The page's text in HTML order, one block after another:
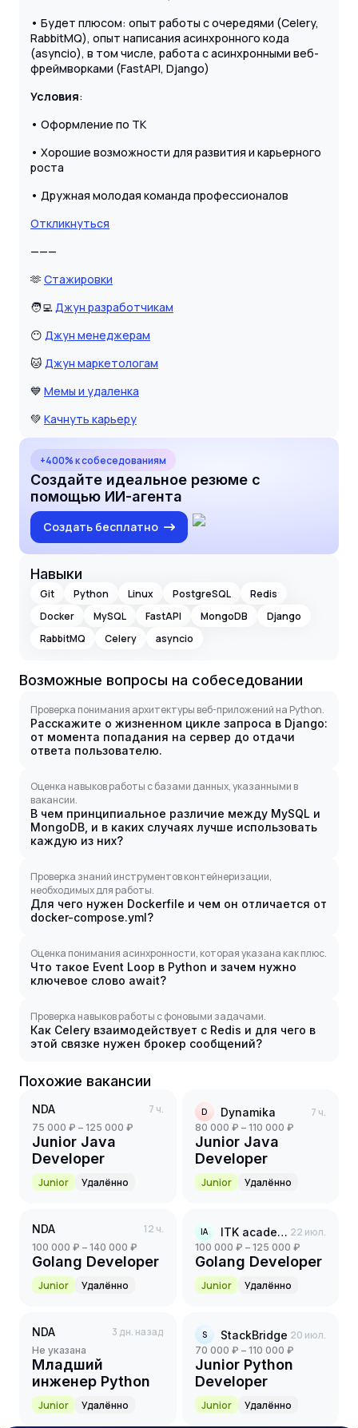
• Будет плюсом: опыт работы с очередями (Celery,
RabbitMQ), опыт написания асинхронного кода
(asyncio), в том числе, работа с асинхронными веб-
фреймворками (FastAPI, Django)
Условия:
• Оформление по ТК
• Хорошие возможности для развития и карьерного
роста
• Дружная молодая команда профессионалов
Откликнуться
———
🫶Стажировки
🧑‍💻Джун разработчикам
😶 Джун менеджерам
🐱 Джун маркетологам
💙 Мемы и удаленка
💚 Качнуть карьеру
+400% к собеседованиям
Создайте идеальное резюме с
помощью ИИ-агента
Создать бесплатно
Навыки
Git Python Linux PostgreSQL
Redis
Docker
MySQL FastAPI MongoDB
Django
RabbitMQ
Celery asyncio
Возможные вопросы на собеседовании
Проверка понимания архитектуры веб-приложений на Python.
Расскажите о жизненном цикле запроса в Django:
от момента попадания на сервер до отдачи
ответа пользователю.
Оценка навыков работы с базами данных, указанными в
вакансии.
В чем принципиальное различие между MySQL и
MongoDB, и в каких случаях лучше использовать
каждую из них?
Проверка знаний инструментов контейнеризации,
необходимых для работы.
Для чего нужен Dockerfile и чем он отличается от
docker-compose.yml?
Оценка понимания асинхронности, которая указана как плюс.
Что такое Event Loop в Python и зачем нужно
ключевое слово await?
Проверка навыков работы с фоновыми задачами.
Как Celery взаимодействует с Redis и для чего в
этой связке нужен брокер сообщений?
Похожие вакансии
NDA 7 ч.
75 000 ₽ – 125 000 ₽
Junior Java
Developer
Junior Удалённо
D Dynamika 7 ч.
80 000 ₽ – 110 000 ₽
Junior Java
Developer
Junior Удалённо
NDA 12 ч.
100 000 ₽ – 140 000 ₽
Golang Developer
Junior Удалённо
IA ITK academy 22 июл.
100 000 ₽ – 125 000 ₽
Golang Developer
Junior Удалённо
NDA 3 дн. назад
Не указана
Младший
инженер Python
Junior Удалённо
S StackBridge 20 июл.
70 000 ₽ – 110 000 ₽
Junior Python
Developer
Junior Удалённо